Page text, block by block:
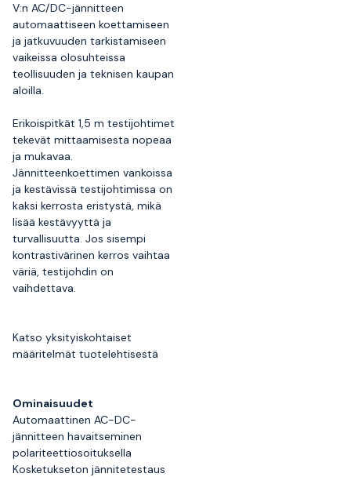
V:n AC/DC-jännitteen
automaattiseen koettamiseen
ja jatkuvuuden tarkistamiseen
vaikeissa olosuhteissa
teollisuuden ja teknisen kaupan
aloilla.
Erikoispitkät 1,5 m testijohtimet
tekevät mittaamisesta nopeaa
ja mukavaa.
Jännitteenkoettimen vankoissa
ja kestävissä testijohtimissa on
kaksi kerrosta eristystä, mikä
lisää kestävyyttä ja
turvallisuutta. Jos sisempi
kontrastivärinen kerros vaihtaa
väriä, testijohdin on
vaihdettava.
Katso yksityiskohtaiset
määritelmät tuotelehtisestä
Ominaisuudet
Automaattinen AC-DC-
jännitteen havaitseminen
polariteettiosoituksella
Kosketukseton jännitetestaus